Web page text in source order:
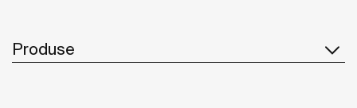
Produse